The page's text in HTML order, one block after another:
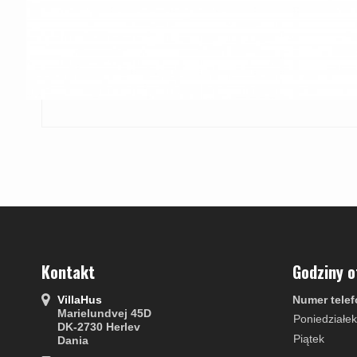
Kontakt
VillaHus
Marielundvej 45D
DK-2730 Herlev
Dania
Godziny
Numer
Piątek